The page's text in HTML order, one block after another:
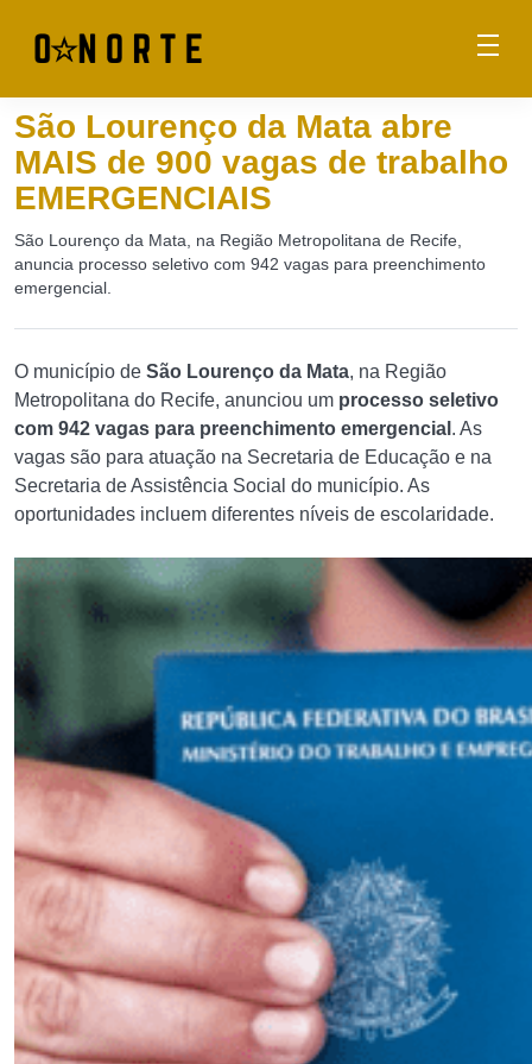
São Lourenço da Mata abre
MAIS de 900 vagas de trabalho
EMERGENCIAIS
São Lourenço da Mata, na Região Metropolitana de Recife,
anuncia processo seletivo com 942 vagas para preenchimento
emergencial.
O município de São Lourenço da Mata, na Região
Metropolitana do Recife, anunciou um processo seletivo
com 942 vagas para preenchimento emergencial . As
vagas são para atuação na Secretaria de Educação e na
Secretaria de Assistência Social do município. As
oportunidades incluem diferentes níveis de escolaridade.